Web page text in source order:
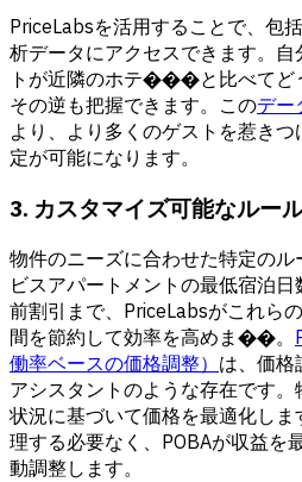
PriceLabsを活用することで、包
析データにアクセスできます。
トが近隣のホテ���と比べてど
その逆も把握できます。このデー
より、より多くのゲストを惹き
定が可能になります。
3. カスタマイズ可能なルー
物件のニーズに合わせた特定の
ビスアパートメントの最低宿泊
前割引まで、PriceLabsがこれら
間を節約して効率を高めま��。
働率ベースの価格調整） は、価格
アシスタントのような存在です
状況に基づいて価格を最適化し
理する必要なく、POBAが収益を
動調整します。